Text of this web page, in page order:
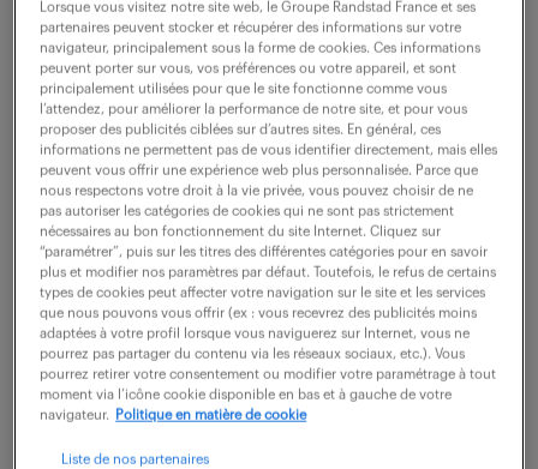
qu’est-ce que le télétravail ?
Bien comprendre ce que vous demandez est
essentiel.
Lorsque vous visitez notre site web, le Groupe Randstad France et ses
partenaires peuvent stocker et récupérer des informations sur votre
navigateur, principalement sous la forme de cookies. Ces informations
peuvent porter sur vous, vos préférences ou votre appareil, et sont
principalement utilisées pour que le site fonctionne comme vous
l’attendez, pour améliorer la performance de notre site, et pour vous
proposer des publicités ciblées sur d’autres sites. En général, ces
informations ne permettent pas de vous identifier directement, mais elles
peuvent vous offrir une expérience web plus personnalisée. Parce que
nous respectons votre droit à la vie privée, vous pouvez choisir de ne
pas autoriser les catégories de cookies qui ne sont pas strictement
nécessaires au bon fonctionnement du site Internet. Cliquez sur
“paramétrer”, puis sur les titres des différentes catégories pour en savoir
plus et modifier nos paramètres par défaut. Toutefois, le refus de certains
types de cookies peut affecter votre navigation sur le site et les services
que nous pouvons vous offrir (ex : vous recevrez des publicités moins
adaptées à votre profil lorsque vous naviguerez sur Internet, vous ne
pourrez pas partager du contenu via les réseaux sociaux, etc.). Vous
pourrez retirer votre consentement ou modifier votre paramétrage à tout
moment via l’icône cookie disponible en bas et à gauche de votre
navigateur.
Politique en matière de cookie
Liste de nos partenaires